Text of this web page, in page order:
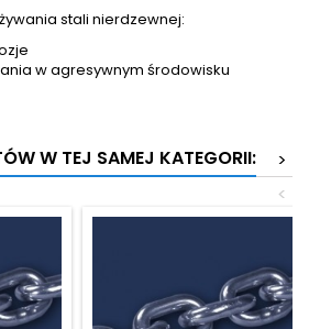
stali nierdzewnej:
w agresywnym środowisku
W TEJ SAMEJ KATEGORII:
>
<